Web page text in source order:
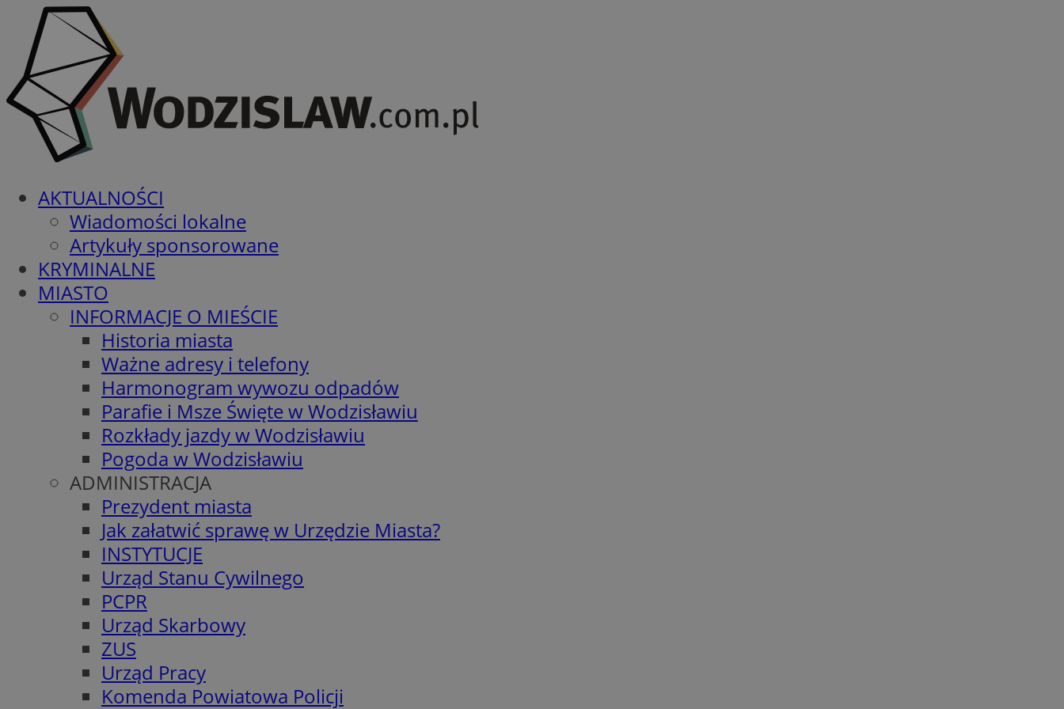
AKTUALNOŚCI
Wiadomości lokalne
Artykuły sponsorowane
KRYMINALNE
MIASTO
INFORMACJE O MIEŚCIE
Historia miasta
Ważne adresy i telefony
Harmonogram wywozu odpadów
Parafie i Msze Święte w Wodzisławiu
Rozkłady jazdy w Wodzisławiu
Pogoda w Wodzisławiu
ADMINISTRACJA
Prezydent miasta
Jak załatwić sprawę w Urzędzie Miasta?
INSTYTUCJE
Urząd Stanu Cywilnego
PCPR
Urząd Skarbowy
ZUS
Urząd Pracy
Komenda Powiatowa Policji